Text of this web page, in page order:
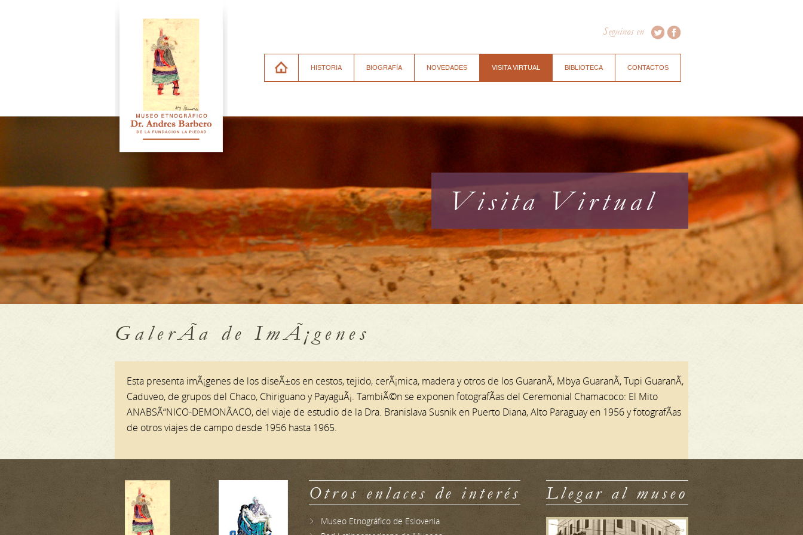
Seguinos en
HISTORIA BIOGRAFÍA NOVEDADES VISITA VIRTUAL BIBLIOTECA CONTACTOS
Visita Virtual
GalerÃ­a de ImÃ¡genes
Esta presenta imÃ¡genes de los diseÃ±os en cestos, tejido, cerÃ¡mica, madera y otros de los GuaranÃ­, Mbya GuaranÃ­, Tupi GuaranÃ­,
Caduveo, de grupos del Chaco, Chiriguano y PayaguÃ¡. TambiÃ©n se exponen fotografÃ­as del Ceremonial Chamacoco: El Mito
ANABSÃ“NICO-DEMONÃACO, del viaje de estudio de la Dra. Branislava Susnik en Puerto Diana, Alto Paraguay en 1956 y fotografÃ­as
de otros viajes de campo desde 1956 hasta 1965.
Otros enlaces de interés
Museo Etnográfico de Eslovenia
Llegar al museo